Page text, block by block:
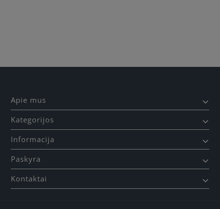
Apie mus
Kategorijos
Informacija
Paskyra
Kontaktai